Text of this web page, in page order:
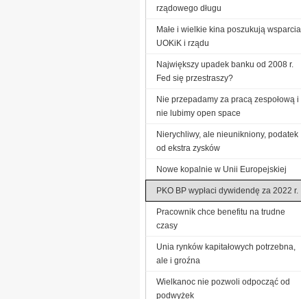
rządowego długu
Małe i wielkie kina poszukują wsparcia
UOKiK i rządu
Największy upadek banku od 2008 r.
Fed się przestraszy?
Nie przepadamy za pracą zespołową i
nie lubimy open space
Nierychliwy, ale nieunikniony, podatek
od ekstra zysków
Nowe kopalnie w Unii Europejskiej
PKO BP wypłaci dywidendę za 2022 r.
Pracownik chce benefitu na trudne
czasy
Unia rynków kapitałowych potrzebna,
ale i groźna
Wielkanoc nie pozwoli odpocząć od
podwyżek